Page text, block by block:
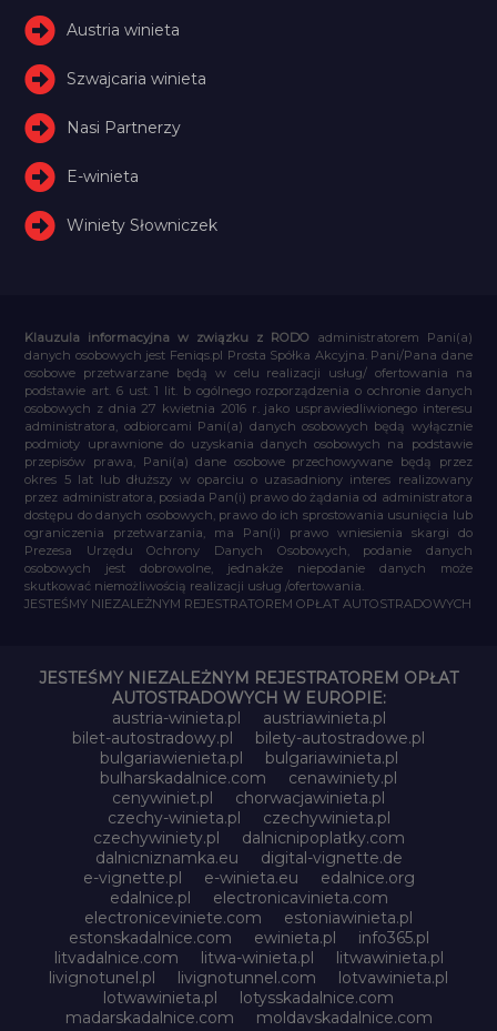
Austria winieta
Szwajcaria winieta
Nasi Partnerzy
E-winieta
Winiety Słowniczek
Klauzula informacyjna w związku z RODO administratorem Pani(a)
danych osobowych jest Feniqs.pl Prosta Spółka Akcyjna. Pani/Pana dane
osobowe przetwarzane będą w celu realizacji usług/ ofertowania na
podstawie art. 6 ust. 1 lit. b ogólnego rozporządzenia o ochronie danych
osobowych z dnia 27 kwietnia 2016 r. jako usprawiedliwionego interesu
administratora, odbiorcami Pani(a) danych osobowych będą wyłącznie
podmioty uprawnione do uzyskania danych osobowych na podstawie
przepisów prawa, Pani(a) dane osobowe przechowywane będą przez
okres 5 lat lub dłuższy w oparciu o uzasadniony interes realizowany
przez administratora, posiada Pan(i) prawo do żądania od administratora
dostępu do danych osobowych, prawo do ich sprostowania usunięcia lub
ograniczenia przetwarzania, ma Pan(i) prawo wniesienia skargi do
Prezesa Urzędu Ochrony Danych Osobowych, podanie danych
osobowych jest dobrowolne, jednakże niepodanie danych może
skutkować niemożliwością realizacji usług /ofertowania.
JESTEŚMY NIEZALEŻNYM REJESTRATOREM OPŁAT AUTOSTRADOWYCH
JESTEŚMY NIEZALEŻNYM REJESTRATOREM OPŁAT
AUTOSTRADOWYCH W EUROPIE:
austria-winieta.pl
austriawinieta.pl
bilet-autostradowy.pl
bilety-autostradowe.pl
bulgariawienieta.pl
bulgariawinieta.pl
bulharskadalnice.com
cenawiniety.pl
cenywiniet.pl
chorwacjawinieta.pl
czechy-winieta.pl
czechywinieta.pl
czechywiniety.pl
dalnicnipoplatky.com
dalnicniznamka.eu
digital-vignette.de
e-vignette.pl
e-winieta.eu
edalnice.org
edalnice.pl
electronicavinieta.com
electroniceviniete.com
estoniawinieta.pl
estonskadalnice.com
ewinieta.pl
info365.pl
litvadalnice.com
litwa-winieta.pl
litwawinieta.pl
livignotunel.pl
livignotunnel.com
lotvawinieta.pl
lotwawinieta.pl
lotysskadalnice.com
madarskadalnice.com
moldavskadalnice.com